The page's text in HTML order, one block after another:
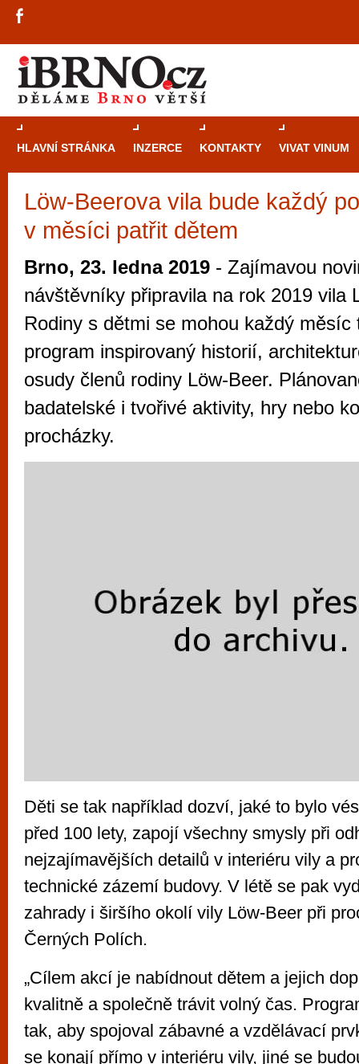
HLAVNÍ STRÁNKA INZERCE KONTAKTY VIVAT VINUM
Löw-Beerova vila bude každý
v měsíci patřit dětem
Brno, 23. ledna 2019 - Zajímavou
návštěvníky připravila na rok 2019 vila
Rodiny s dětmi se mohou každý měsíc
program inspirovaný historií,
osudy členů rodiny Löw-Beer.
badatelské i tvořivé aktivity, hry nebo
procházky.
Děti se tak například dozví, jaké to bylo
před 100 lety, zapojí všechny smysly při
nejzajímavějších detailů v interiéru vily a
technické zázemí budovy. V létě se pak
zahrady i širšího okolí vily Löw-Beer při
Černých Polích.
„Cílem akcí je nabídnout dětem a jejich
kvalitně a společně trávit volný čas.
tak, aby spojoval zábavné a vzdělávací
se konají přímo v interiéru vily, jiné se
Průvodce
Brně: Od
Brno je
zajímavé
restaurace,
Mimo jiné je ale také místem, kde si
vyzkoušet různé kasinové hry. V
metropoli naleznete širokou nabídku her
po moderní automaty jak pro pravidelné
příležitostné hráče. V...